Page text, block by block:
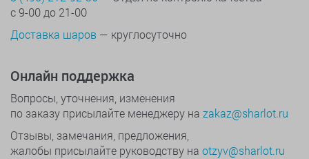
с 9-00 до 21-00
Доставка шаров — круглосуточно
Онлайн поддержка
Вопросы, уточнения, изменения
по заказу присылайте менеджеру на zakaz@sharlot.ru
Отзывы, замечания, предложения,
жалобы присылайте руководству на otzyv@sharlot.ru